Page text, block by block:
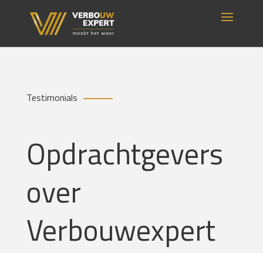
Testimonials
Opdrachtgevers
over
Verbouwexpert